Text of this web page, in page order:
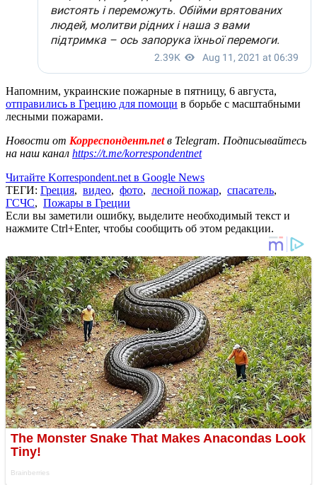
Напомним, украинские пожарные в пятницу, 6 августа,
отправились в Грецию для помощи в борьбе с масштабными
лесными пожарами.
Новости от Корреспондент.netв Telegram. Подписывайтесь
на наш канал https://t.me/korrespondentnet
Читайте Korrespondent.net в Google News
ТЕГИ: Греция, видео, фото, лесной пожар, спасатель,
ГСЧС, Пожары в Греции
Если вы заметили ошибку, выделите необходимый текст и
нажмите Ctrl+Enter, чтобы сообщить об этом редакции.